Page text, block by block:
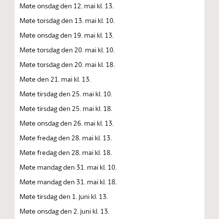
Møte onsdag den 12. mai kl. 13.
Møte torsdag den 13. mai kl. 10.
Møte onsdag den 19. mai kl. 13.
Møte torsdag den 20. mai kl. 10.
Møte torsdag den 20. mai kl. 18.
Møte den 21. mai kl. 13.
Møte tirsdag den 25. mai kl. 10.
Møte tirsdag den 25. mai kl. 18.
Møte onsdag den 26. mai kl. 13.
Møte fredag den 28. mai kl. 13.
Møte fredag den 28. mai kl. 18.
Møte mandag den 31. mai kl. 10.
Møte mandag den 31. mai kl. 18.
Møte tirsdag den 1. juni kl. 13.
Møte onsdag den 2. juni kl. 13.